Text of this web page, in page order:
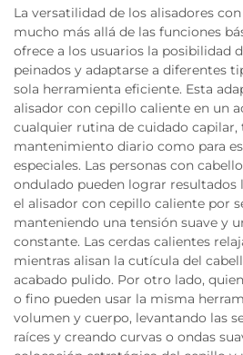
La versatilidad de los alisadores
mucho más allá de las funciones
ofrece a los usuarios la posibilidad
peinados y adaptarse a diferentes
sola herramienta eficiente. Esta
alisador con cepillo caliente en un
cualquier rutina de cuidado capilar,
mantenimiento diario como para
especiales. Las personas con
ondulado pueden lograr resultados
el alisador con cepillo caliente por
manteniendo una tensión suave y
constante. Las cerdas calientes
mientras alisan la cutícula del
acabado pulido. Por otro lado,
o fino pueden usar la misma
volumen y cuerpo, levantando las
raíces y creando curvas o ondas